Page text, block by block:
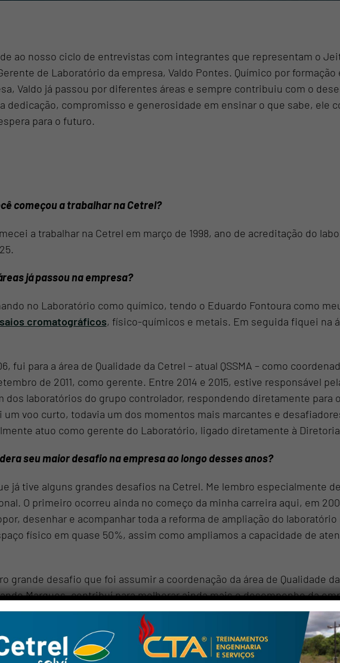
ao nosso ciclo de entrevistas com integrantes que representam o
de Laboratório da empresa, Valdo Pontes. Químico por formação
Valdo já passou por diferentes áreas e sempre contribuiu com o
dedicação, compromisso e generosidade em ensinar o que sabe, ele
para o futuro.
começou a trabalhar na Cetrel?
a trabalhar na Cetrel em março de 1998, ano de acreditação do
já passou na empresa?
no Laboratório como químico, tendo o Eduardo Fontoura como
cromatográficos, físico-químicos e metais. Em seguida fiquei na
fui para a área de Qualidade da Cetrel – atual QSSMA – como
de 2011, como gerente. Entre 2014 e 2015, estive responsável
dos laboratórios do grupo controlador, respondendo diretamente para
um voo curto, todavia um dos momentos mais marcantes e
atuo como gerente do Laboratório, ligado diretamente à
seu maior desafio na empresa ao longo desses anos?
já tive alguns grandes desafios na Cetrel. Me lembro especialmente
O primeiro ocorreu ainda no começo da minha carreira aqui, em
desenhar e acompanhar toda a reforma de ampliação do laboratório
físico em quase 50%, assim como ampliamos a capacidade de
grande desafio que foi assumir a coordenação da área de Qualidade
Marques, contribuí para melhorar ainda mais o desempenho da
Acreditação ISO 17025 do Laboratório ao Sistema Integrado de Gestão
após cinco anos na área de Qualidade, retornar como gerente do
Havia também uma expectativa muito grande de geração de
Vamos conversar pelo
Whatsapp